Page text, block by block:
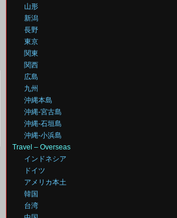
山形
新潟
長野
東京
関東
関西
広島
九州
沖縄本島
沖縄-宮古島
沖縄-石垣島
沖縄-小浜島
Travel – Overseas
インドネシア
ドイツ
アメリカ本土
韓国
台湾